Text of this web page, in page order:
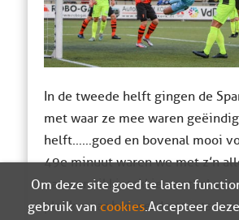
In de tweede helft gingen de
met waar ze mee waren
helft……goed en bovenal mooi
49e minuut waren we met z’n
van een tikkietakkie voetbal van
plank maar het werd net iets te
Om deze site goed te laten
gebruik van cookies. Accepteer